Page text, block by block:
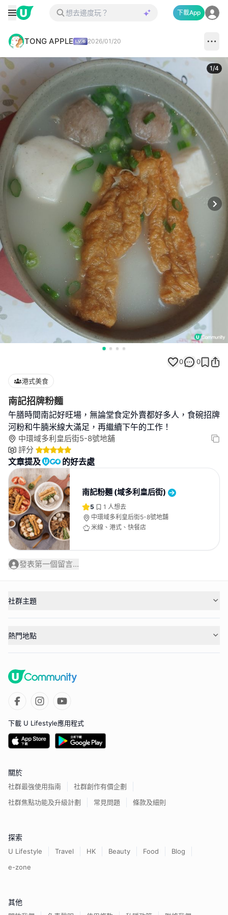
下載App
TONG APPLE 2026/01/20
1/4
0 0
港式美食
南記招牌粉麵
午膳時間南記好旺場，無論堂食定外賣都好多人，食碗招牌
河粉和牛腩米線大滿足，再繼續下午的工作！
中環域多利皇后街5-8號地舖
評分
文章提及 的好去處
南記粉麵 (域多利皇后街)
5 1 人想去
中環域多利皇后街5-8號地舖
米線、港式、快餐店
發表第一個留言...
社群主題
熱門地點
下載 U Lifestyle應用程式
關於
社群最強使用指南
社群創作有價企劃
社群焦點功能及升級計劃
常見問題 條款及細則
探索
U Lifestyle Travel HK Beauty Food
Blog
e-zone
其他